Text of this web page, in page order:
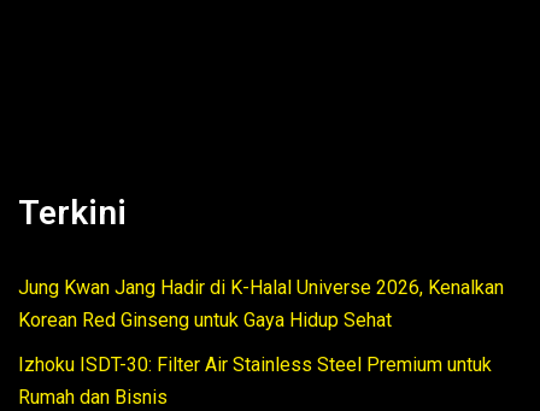
Terkini
Jung Kwan Jang Hadir di K-Halal Universe 2026, Kenalkan
Korean Red Ginseng untuk Gaya Hidup Sehat
Izhoku ISDT-30: Filter Air Stainless Steel Premium untuk
Rumah dan Bisnis